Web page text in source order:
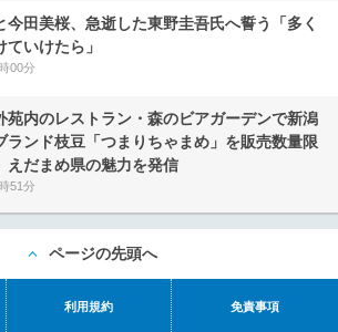
今田美桜、急逝した東野圭吾氏へ誓う「多く
いけたら」
00分
苑内のレストラン・森のビアガーデンで新潟
ランド枝豆「つまりちゃまめ」を販売数量限
えだまめ県の魅力を発信
51分
ページの先頭へ
利用規約 免責事項